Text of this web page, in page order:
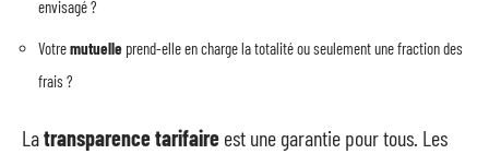
envisagé ?
Votremutuelle prend-elle en charge la totalité ou seulement une fraction des
frais ?
Latransparence tarifaire est une garantie pour tous. Les